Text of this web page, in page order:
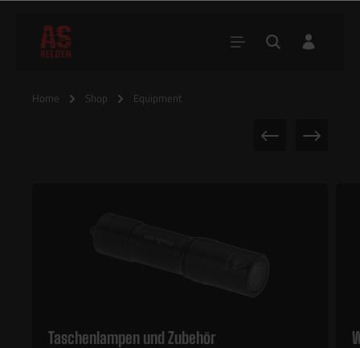
Home Shop Equipment
Taschenlampen und Zubehör